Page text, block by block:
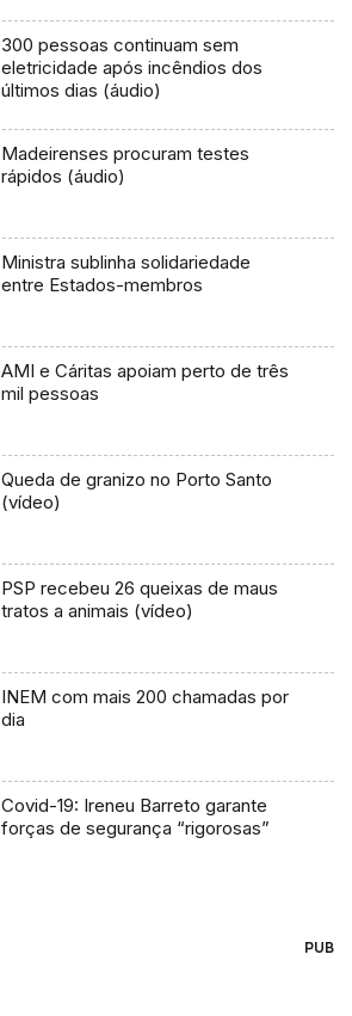
300 pessoas continuam sem
eletricidade após incêndios dos
últimos dias (áudio)
Madeirenses procuram testes
rápidos (áudio)
Ministra sublinha solidariedade
entre Estados-membros
AMI e Cáritas apoiam perto de três
mil pessoas
Queda de granizo no Porto Santo
(vídeo)
PSP recebeu 26 queixas de maus
tratos a animais (vídeo)
INEM com mais 200 chamadas por
dia
Covid-19: Ireneu Barreto garante
forças de segurança “rigorosas”
PUB